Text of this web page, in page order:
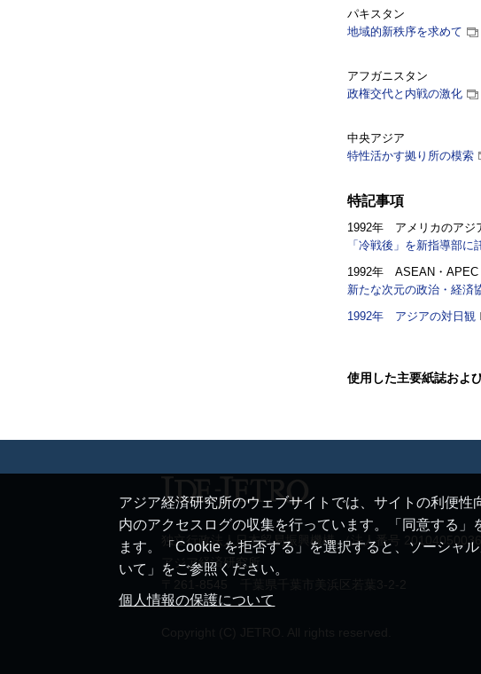
パキスタン
地域的新秩序を求めて
アフガニスタン
政権交代と内戦の激化
中央アジア
特性活かす拠り所の模索
特記事項
1992年 アメリカのアジ
「冷戦後」を新指導部に
1992年 ASEAN・APEC
新たな次元の政治・経済
1992年 アジアの対日観
使用した主要紙誌およ
独立行政法人日本貿易振興機構 （法人番号
アジア経済研究所
アジア経済研究所のウェブサイトでは、サイトの利便
内のアクセスログの収集を行っています。「同意する
ます。「Cookie を拒否する」を選択すると、ソーシャ
いて」をご参照ください。
個人情報の保護について